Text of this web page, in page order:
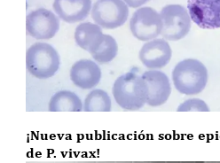
¡Nueva publicación sobre
de P. vivax!